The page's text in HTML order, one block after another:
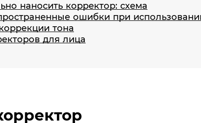
наносить корректор: схема
ошибки при
тона
для лица